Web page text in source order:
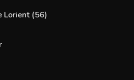
Lorient (56)